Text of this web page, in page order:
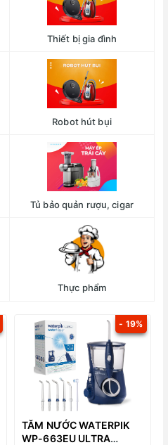
Thiết bị gia đình
Robot hút bụi
Tủ bảo quản rượu, cigar
Thực phẩm
- 19%
TĂM NƯỚC WATERPIK
WP-663EU ULTRA